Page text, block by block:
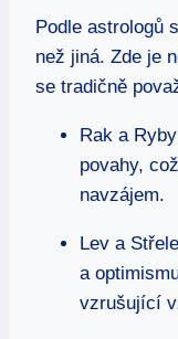
Podle astrologů
než ⁢jiná. Zde je
‍se tradičně
Rak a
povahy,
navzájem.
Lev⁢ a
a
vzrušující